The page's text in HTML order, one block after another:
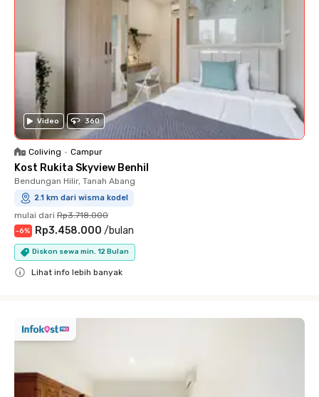
Video 360
Coliving • Campur
Kost Rukita Skyview Benhil
Bendungan Hilir, Tanah Abang
2.1 km dari wisma kodel
mulai dari Rp3.718.000
-6% Rp3.458.000 /bulan
Diskon sewa min. 12 Bulan
Lihat info lebih banyak